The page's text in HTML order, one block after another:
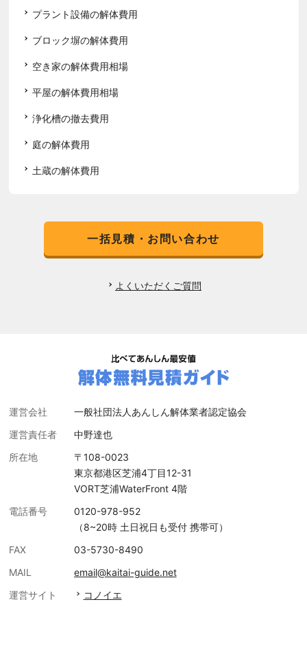
プラント設備の解体費用
ブロック塀の解体費用
空き家の解体費用相場
平屋の解体費用相場
浄化槽の撤去費用
庭の解体費用
土蔵の解体費用
一括見積・お問い合わせ
よくいただくご質問
運営会社
一般社団法人あんしん解体業者認定協会
運営責任者
中野達也
所在地
〒108-0023
東京都港区芝浦4丁目12-31
VORT芝浦WaterFront 4階
電話番号
0120-978-952
（8~20時 土日祝日も受付 携帯可）
FAX
03-5730-8490
MAIL
email@kaitai-guide.net
運営サイト
コノイエ